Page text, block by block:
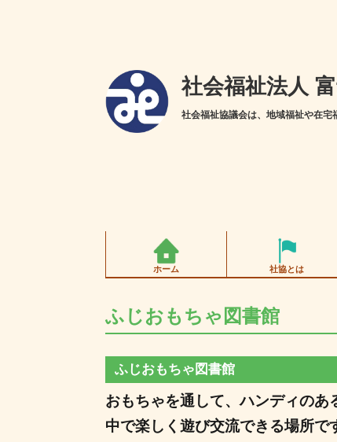
社会福祉法人
社会福祉協議会は、地域福祉や在宅
ホーム 社協とは
ふじおもちゃ図書館
ふじおもちゃ図書館
おもちゃを通して、ハンディの
中で楽しく遊び交流できる場所で